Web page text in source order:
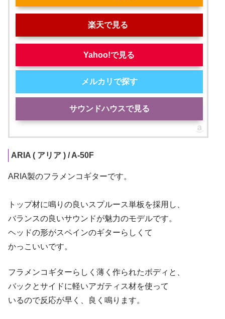
楽天で見る
Yahoo!で見る
メルカリで探す
サウンドハウスで見る
ARIA ( アリア ) / A-50F
ARIA製のフラメンコギターです。
トップ材に鳴りの良いスプルース単板を採用し、
バランスの良いサウンドが魅力のモデルです。
ヘッドの形がスペインのギターらしくて
かっこいいです。
フラメンコギターらしく薄く作られたボディと、
バックとサイドに軽いアガティス材を使って
いるので反応が早く、良く鳴ります。